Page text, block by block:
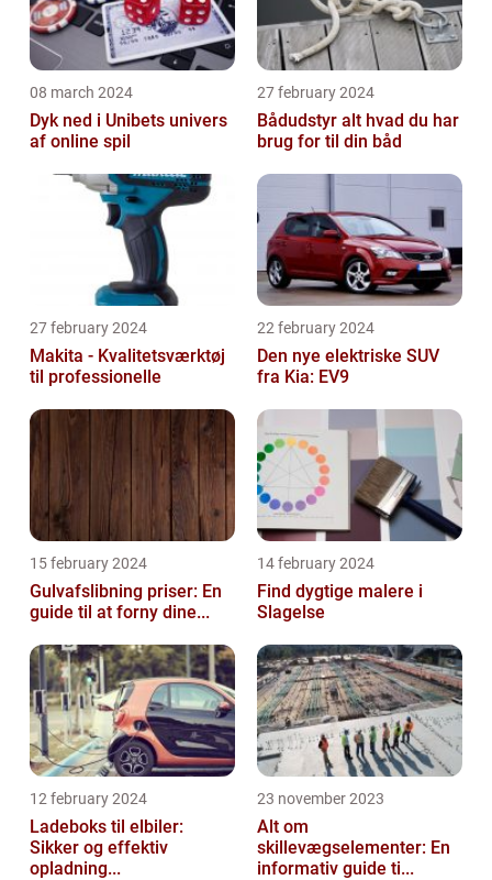
08 march 2024
Dyk ned i Unibets univers
af online spil
27 february 2024
Bådudstyr alt hvad du har
brug for til din båd
27 february 2024
Makita - Kvalitetsværktøj
til professionelle
22 february 2024
Den nye elektriske SUV
fra Kia: EV9
15 february 2024
Gulvafslibning priser: En
guide til at forny dine...
14 february 2024
Find dygtige malere i
Slagelse
12 february 2024
Ladeboks til elbiler:
Sikker og effektiv
opladning...
23 november 2023
Alt om
skillevægselementer: En
informativ guide ti...